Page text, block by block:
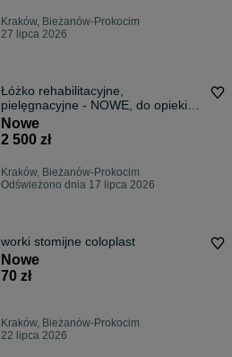
Kraków, Bieżanów-Prokocim
27 lipca 2026
Łóżko rehabilitacyjne,
pielęgnacyjne - NOWE, do opieki
długoterminowej + materac, pilot
Nowe
2 500 zł
Kraków, Bieżanów-Prokocim
Odświeżono dnia 17 lipca 2026
worki stomijne coloplast
Nowe
70 zł
Kraków, Bieżanów-Prokocim
22 lipca 2026